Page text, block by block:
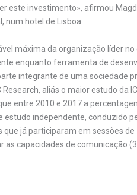
este investimento», afirmou
num hotel de Lisboa.
máxima da organização líder
enquanto ferramenta de
integrante de uma sociedade
aliás o maior estudo da
entre 2010 e 2017 a
estudo independente, conduzido
que já participaram em sessões de
as capacidades de comunicação